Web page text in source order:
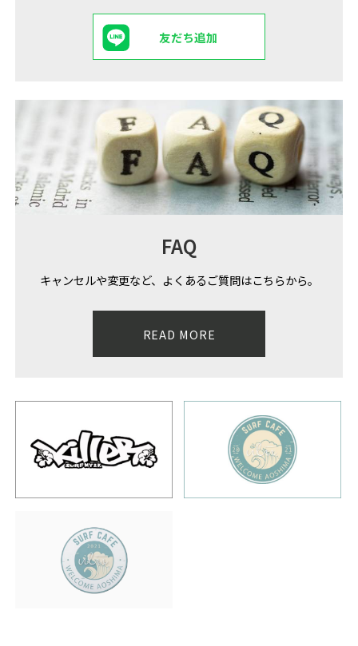
友だち追加
FAQ
キャンセルや変更など、よくあるご質問はこちらから。
READ MORE